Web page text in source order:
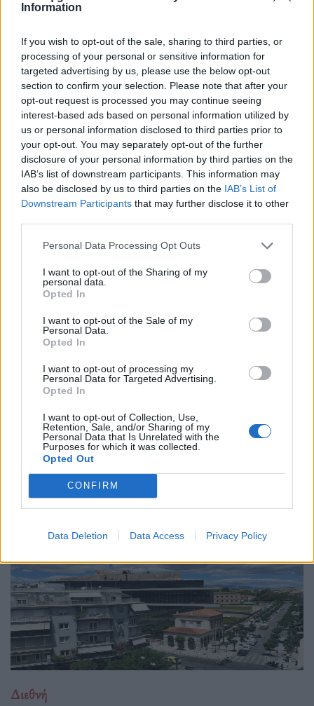
Information
If you wish to opt-out of the sale, sharing to third parties, or
processing of your personal or sensitive information for
targeted advertising by us, please use the below opt-out
section to confirm your selection. Please note that after your
opt-out request is processed you may continue seeing
interest-based ads based on personal information utilized by
us or personal information disclosed to third parties prior to
your opt-out. You may separately opt-out of the further
disclosure of your personal information by third parties on the
IAB’s list of downstream participants. This information may
also be disclosed by us to third parties on the IAB’s List of
Downstream Participants that may further disclose it to other
Personal Data Processing Opt Outs
I want to opt-out of the Sharing of my
personal data.
Opted In
I want to opt-out of the Sale of my
Personal Data.
Opted In
I want to opt-out of processing my
Personal Data for Targeted Advertising.
Opted In
I want to opt-out of Collection, Use,
Retention, Sale, and/or Sharing of my
Personal Data that Is Unrelated with the
Purposes for which it was collected.
Opted Out
CONFIRM
Data Deletion Data Access Privacy Policy
συγκέντρωση ισχύος
Στην πρώτη του εγκύκλιο "Magnifica Humanitas", ο Πάπας
Λέων ΙΔ’ χρησιμοποιεί την ΤΝ ως αφετηρία για να
καταγγείλει την ανισότητα, τον πόλεμο, τη διάβρωση της
δημοκρατίας και τη συγκέντρωση εξουσίας σε
Διεθνή
Το “Ευρωβαρόμετρο” επιβεβαιώνει την
αβεβαιότητα των πολιτών της Ευρώπης
04.02.26
Το νέο "Ευρωβαρόμετρο" καταγράφει με ψυχρή ακρίβεια αυτή
την αντίφαση. Oι πολίτες που ανησυχούν βαθιά για πολέμους,
ακρίβεια και αποσταθεροποίηση, αλλά ταυτόχρονα ζητούν μια
πιο δυνατή, πιο παρούσα Ευ
Διεθνή